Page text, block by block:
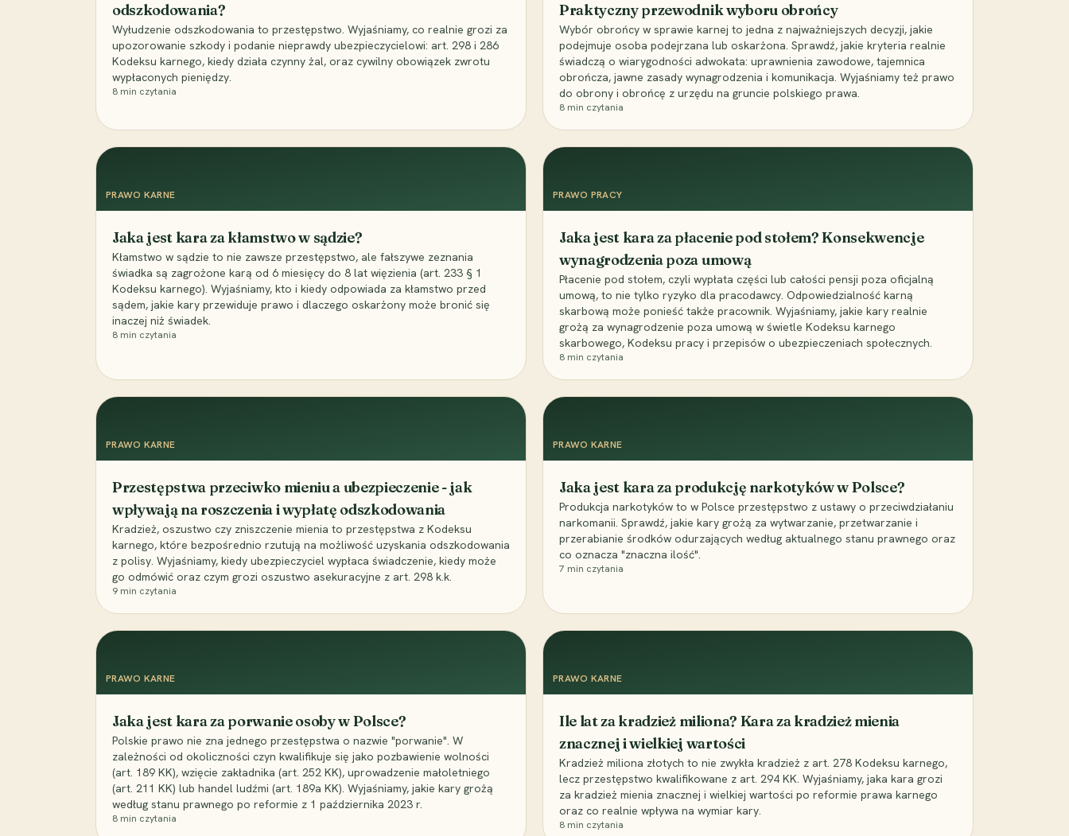
odszkodowania?
Wyłudzenie odszkodowania to przestępstwo. Wyjaśniamy, co realnie grozi za
upozorowanie szkody i podanie nieprawdy ubezpieczycielowi: art. 298 i 286
Kodeksu karnego, kiedy działa czynny żal, oraz cywilny obowiązek zwrotu
wypłaconych pieniędzy.
8 min czytania
Praktyczny przewodnik wyboru obrońcy
Wybór obrońcy w sprawie karnej to jedna z najważniejszych decyzji, jakie
podejmuje osoba podejrzana lub oskarżona. Sprawdź, jakie kryteria realnie
świadczą o wiarygodności adwokata: uprawnienia zawodowe, tajemnica
obrończa, jawne zasady wynagrodzenia i komunikacja. Wyjaśniamy też prawo
do obrony i obrońcę z urzędu na gruncie polskiego prawa.
8 min czytania
PRAWO KARNE
Jaka jest kara za kłamstwo w sądzie?
Kłamstwo w sądzie to nie zawsze przestępstwo, ale fałszywe zeznania
świadka są zagrożone karą od 6 miesięcy do 8 lat więzienia (art. 233 § 1
Kodeksu karnego). Wyjaśniamy, kto i kiedy odpowiada za kłamstwo przed
sądem, jakie kary przewiduje prawo i dlaczego oskarżony może bronić się
inaczej niż świadek.
8 min czytania
PRAWO PRACY
Jaka jest kara za płacenie pod stołem? Konsekwencje
wynagrodzenia poza umową
Płacenie pod stołem, czyli wypłata części lub całości pensji poza oficjalną
umową, to nie tylko ryzyko dla pracodawcy. Odpowiedzialność karną
skarbową może ponieść także pracownik. Wyjaśniamy, jakie kary realnie
grożą za wynagrodzenie poza umową w świetle Kodeksu karnego
skarbowego, Kodeksu pracy i przepisów o ubezpieczeniach społecznych.
8 min czytania
PRAWO KARNE
Przestępstwa przeciwko mieniu a ubezpieczenie - jak
wpływają na roszczenia i wypłatę odszkodowania
Kradzież, oszustwo czy zniszczenie mienia to przestępstwa z Kodeksu
karnego, które bezpośrednio rzutują na możliwość uzyskania odszkodowania
z polisy. Wyjaśniamy, kiedy ubezpieczyciel wypłaca świadczenie, kiedy może
go odmówić oraz czym grozi oszustwo asekuracyjne z art. 298 k.k.
9 min czytania
PRAWO KARNE
Jaka jest kara za produkcję narkotyków w Polsce?
Produkcja narkotyków to w Polsce przestępstwo z ustawy o przeciwdziałaniu
narkomanii. Sprawdź, jakie kary grożą za wytwarzanie, przetwarzanie i
przerabianie środków odurzających według aktualnego stanu prawnego oraz
co oznacza "znaczna ilość".
7 min czytania
PRAWO KARNE
Jaka jest kara za porwanie osoby w Polsce?
Polskie prawo nie zna jednego przestępstwa o nazwie "porwanie". W
zależności od okoliczności czyn kwalifikuje się jako pozbawienie wolności
(art. 189 KK), wzięcie zakładnika (art. 252 KK), uprowadzenie małoletniego
(art. 211 KK) lub handel ludźmi (art. 189a KK). Wyjaśniamy, jakie kary grożą
według stanu prawnego po reformie z 1 października 2023 r.
8 min czytania
PRAWO KARNE
Ile lat za kradzież miliona? Kara za kradzież mienia
znacznej i wielkiej wartości
Kradzież miliona złotych to nie zwykła kradzież z art. 278 Kodeksu karnego,
lecz przestępstwo kwalifikowane z art. 294 KK. Wyjaśniamy, jaka kara grozi
za kradzież mienia znacznej i wielkiej wartości po reformie prawa karnego
oraz co realnie wpływa na wymiar kary.
8 min czytania